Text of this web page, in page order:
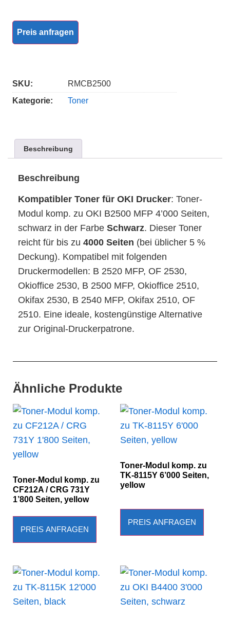
Preis anfragen
SKU:
RMCB2500
Kategorie:
Toner
Beschreibung
Beschreibung
Kompatibler Toner für OKI Drucker: Toner-
Modul komp. zu OKI B2500 MFP 4’000 Seiten,
schwarz in der Farbe Schwarz. Dieser Toner
reicht für bis zu 4000 Seiten (bei üblicher 5 %
Deckung). Kompatibel mit folgenden
Druckermodellen: B 2520 MFP, OF 2530,
Okioffice 2530, B 2500 MFP, Okioffice 2510,
Okifax 2530, B 2540 MFP, Okifax 2510, OF
2510. Eine ideale, kostengünstige Alternative
zur Original-Druckerpatrone.
Ähnliche Produkte
Toner-Modul komp. zu
CF212A / CRG 731Y
1’800 Seiten, yellow
PREIS ANFRAGEN
Toner-Modul komp. zu
TK-8115Y 6’000 Seiten,
yellow
PREIS ANFRAGEN